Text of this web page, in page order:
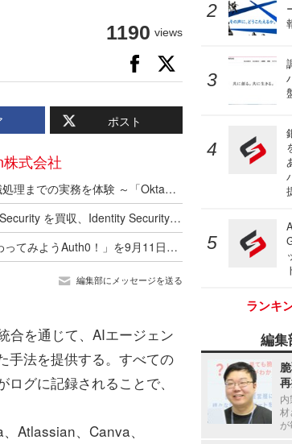
1190 views
ポスト
式会社
人事異動から退職処理までの実務を体験 ～「Okta」ハンズオンワークショップ 9月11日 大阪で開催
Okta が Permiso Security を買収、Identity Security Fabric の脅威検出・対応を強化
Okta Japan「さわってみようAuth0！」を9月11日に大阪で開催 ～ 初心者向けハンズオン＆解説セッション
編集部にメッセージを送る
合を通じて、AIエージェン
手法を提供する。すべての
グに記録されることで、
Atlassian、Canva、
ランキ
編集
材